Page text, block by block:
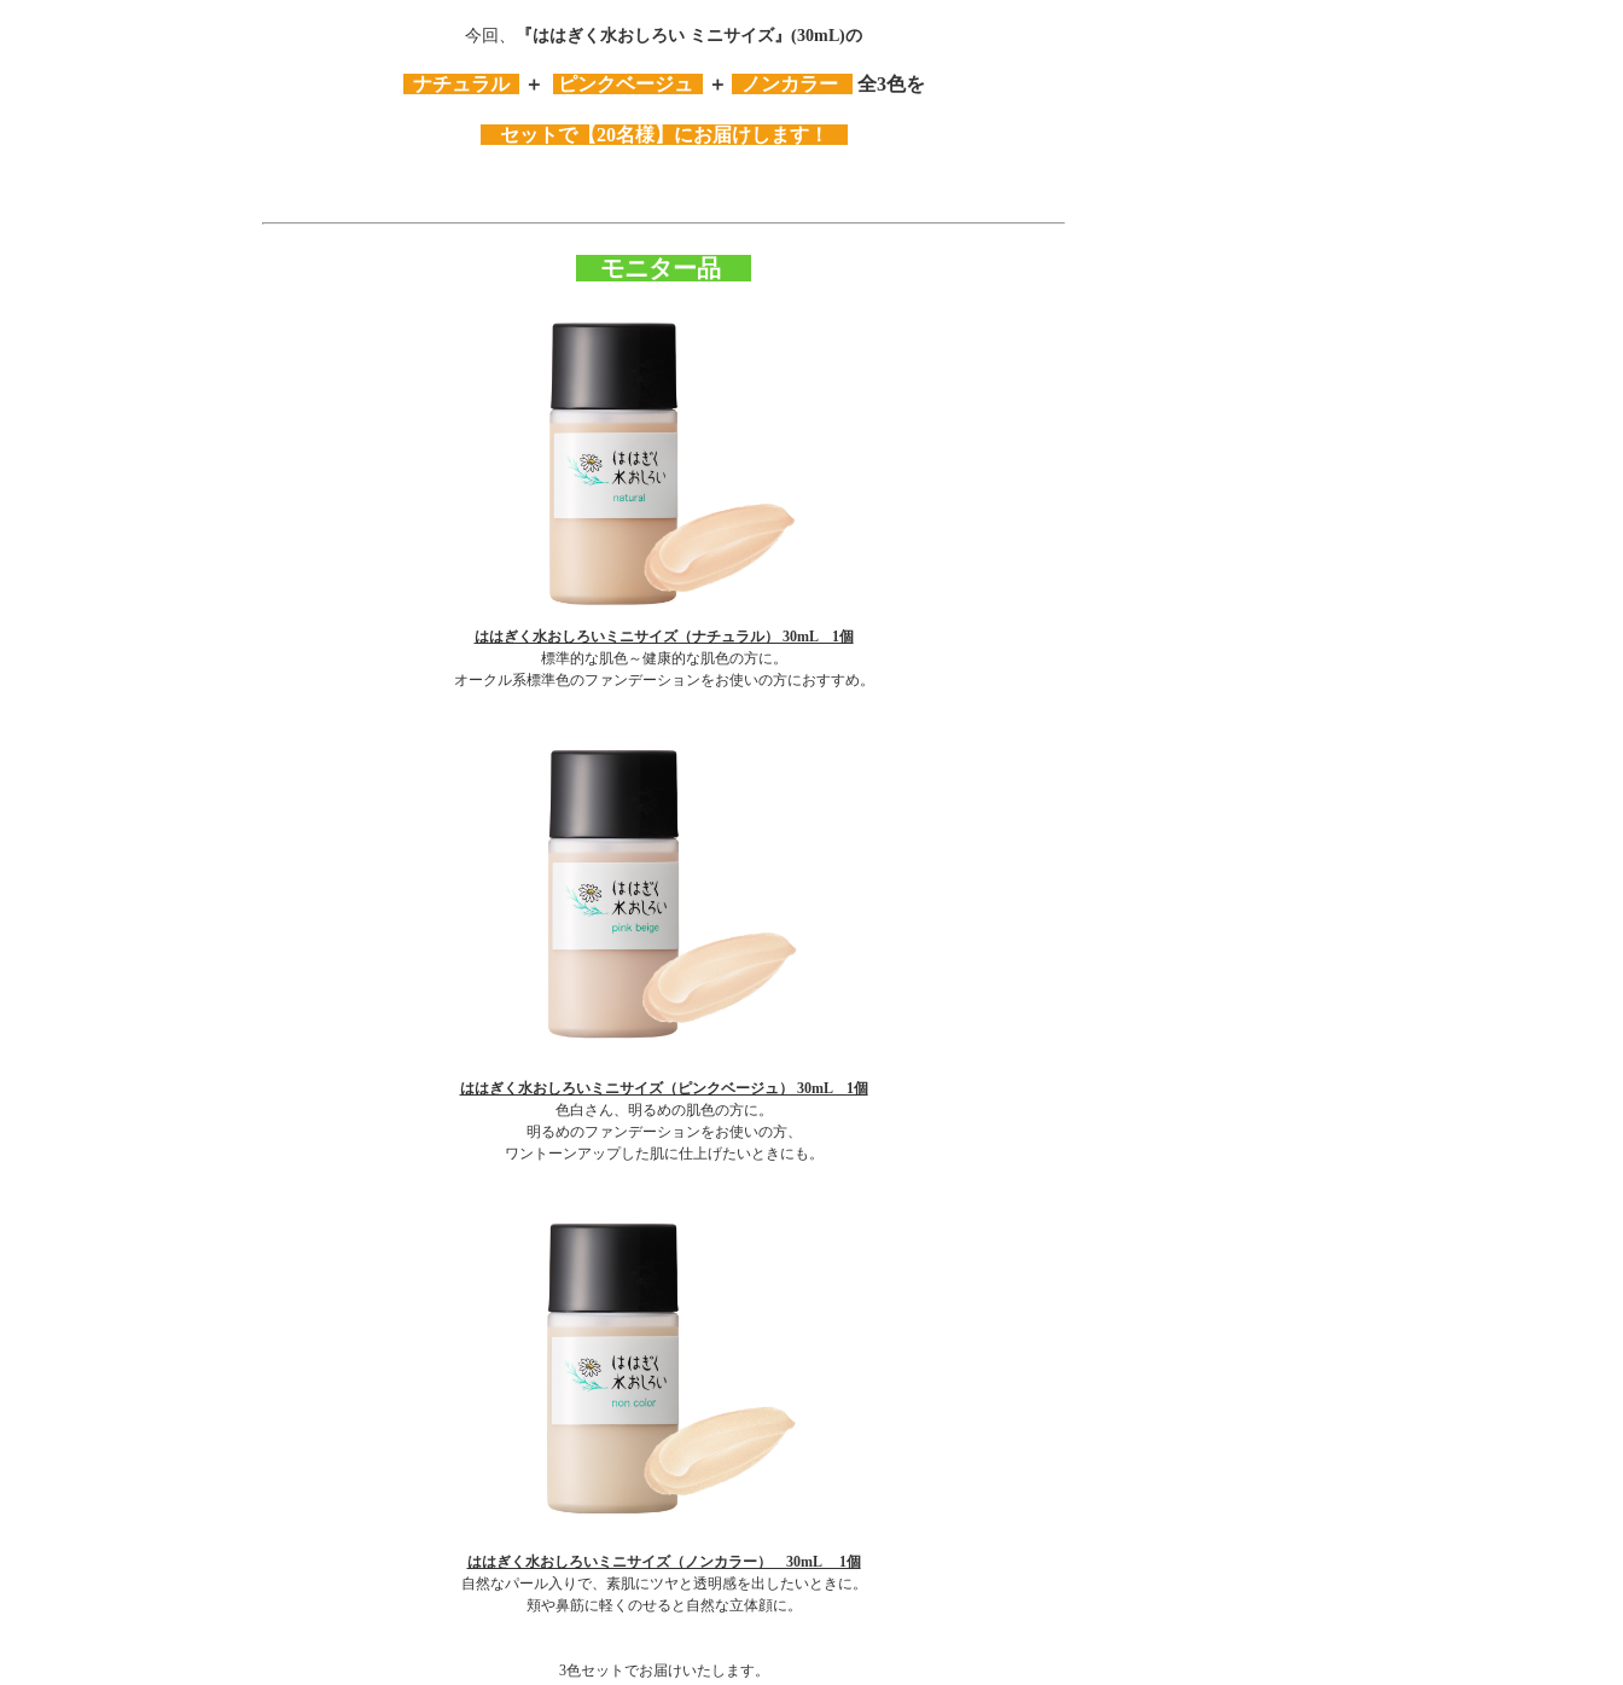
今回、 『ははぎく水おしろい ミニサイズ』(30mL)の
ナチュラル ＋ ピンクベージュ ＋ ノンカラー 全3色を
セットで【20名様】にお届けします！
モニター品
ははぎく水おしろいミニサイズ（ナチュラル） 30mL 1個
標準的な肌色～健康的な肌色の方に。
オークル系標準色のファンデーションをお使いの方におすすめ。
ははぎく水おしろいミニサイズ（ピンクベージュ） 30mL 1個
色白さん、明るめの肌色の方に。
明るめのファンデーションをお使いの方、
ワントーンアップした肌に仕上げたいときにも。
ははぎく水おしろいミニサイズ（ノンカラー） 30mL 1個
自然なパール入りで、素肌にツヤと透明感を出したいときに。
頬や鼻筋に軽くのせると自然な立体顔に。
3色セットでお届けいたします。